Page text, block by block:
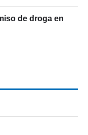
de droga en